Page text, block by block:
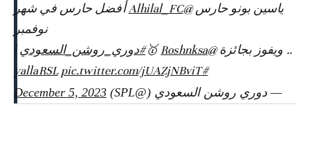
ياسين بونو حارس@Alhilal_FC
أفضل حارس في شهر
نوفمبر
.. ويفوز بجائزة@Roshnksa
🥇#دوري_روشن_السعودي|
#yallaRSL
pic.twitter.com/jUAZjNBviT
— دوري روشن السعودي (@SPL) December 5, 2023